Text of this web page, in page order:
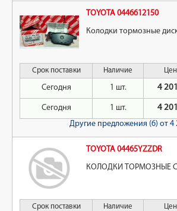
TOYOTA 0446612150
Колодки тормозные
Срок поставки Наличие
Сегодня 1 шт. 4
Сегодня 1 шт.
4
Другие предложения (6) от 4
TOYOTA 04465YZZDR
КОЛОДКИ ТОРМОЗНЫЕ
Срок поставки Наличие